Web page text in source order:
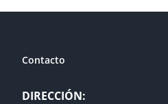
Contacto
DIRECCIÓN: